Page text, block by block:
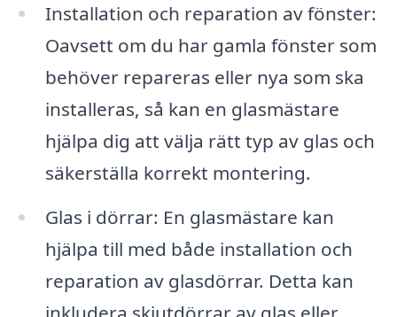
Installation och reparation av fönster:
Oavsett om du har gamla fönster som
behöver repareras eller nya som ska
installeras, så kan en glasmästare
hjälpa dig att välja rätt typ av glas och
säkerställa korrekt montering.
Glas i dörrar: En glasmästare kan
hjälpa till med både installation och
reparation av glasdörrar. Detta kan